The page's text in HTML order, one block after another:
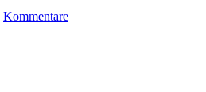
Kommentare